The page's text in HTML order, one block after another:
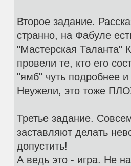
Второе задание.
странно, на Фабуле
"Мастерская Таланта"
провели те, кто его
"ямб" чуть подробнее
Неужели, это тоже
Третье задание.
заставляют делать
допустить!
А ведь это - игра. Не